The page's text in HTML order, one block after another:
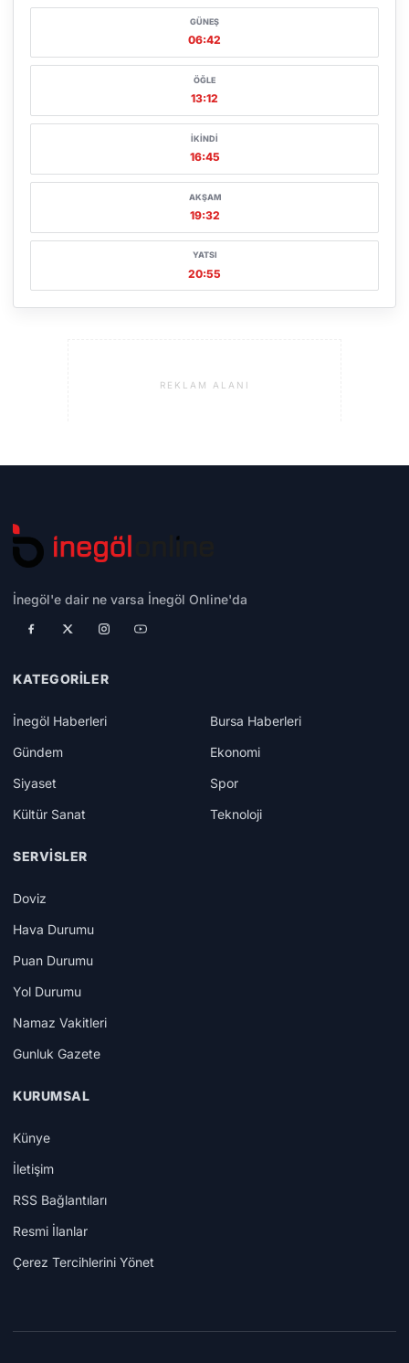
GÜNEŞ
06:42
ÖĞLE
13:12
İKINDI
16:45
AKŞAM
19:32
YATSI
20:55
REKLAM ALANI
İnegöl'e dair ne varsa İnegöl Online'da
KATEGORILER
İnegöl Haberleri
Bursa Haberleri
Gündem
Ekonomi
Siyaset
Spor
Kültür Sanat
Teknoloji
SERVISLER
Doviz
Hava Durumu
Puan Durumu
Yol Durumu
Namaz Vakitleri
Gunluk Gazete
KURUMSAL
Künye
İletişim
RSS Bağlantıları
Resmi İlanlar
Çerez Tercihlerini Yönet